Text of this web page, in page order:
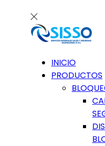
INICIO
PRODUCTOS